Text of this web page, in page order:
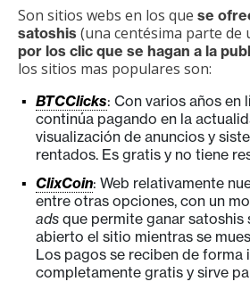
I
A
A
n
á
l
i
s
i
s
Son sitios webs en los que se
satoshis (una centésima parte de
por los clic que se hagan a la
los sitios mas populares son:
BTCClicks: Con varios años en
continúa pagando en la
visualización de anuncios y
rentados. Es gratis y no tiene
ClixCoin: Web relativamente
entre otras opciones, con un
ads que permite ganar satoshis
abierto el sitio mientras se
Los pagos se reciben de forma
completamente gratis y sirve